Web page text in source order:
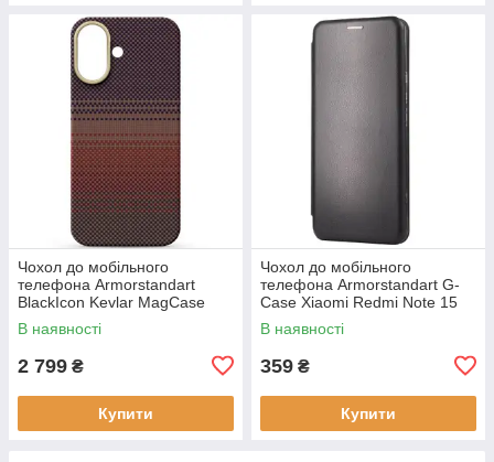
Чохол до мобільного
телефона Armorstandart
BlackIcon Kevlar MagCase
Apple iPhone 17 Sunset
(ARM90153)
В наявності
2 799 ₴
Купити
Чохол до мобільного
телефона Armorstandart G-
Case Xiaomi Redmi Note 15
4G Black (ARM89695)
В наявності
359 ₴
Купити